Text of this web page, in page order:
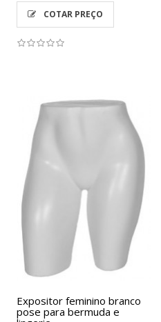
COTAR PREÇO
Expositor feminino branco
pose para bermuda e